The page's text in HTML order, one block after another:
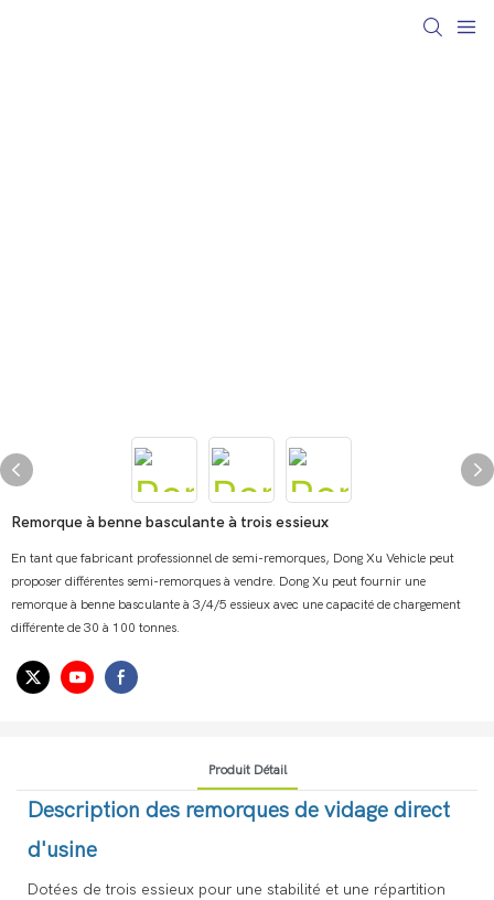
Remorque à benne basculante à trois essieux
En tant que fabricant professionnel de semi-remorques, Dong Xu Vehicle peut
proposer différentes semi-remorques à vendre. Dong Xu peut fournir une
remorque à benne basculante à 3/4/5 essieux avec une capacité de chargement
différente de 30 à 100 tonnes.
Produit Détail
Description des remorques de vidage direct
d'usine
Dotées de trois essieux pour une stabilité et une répartition